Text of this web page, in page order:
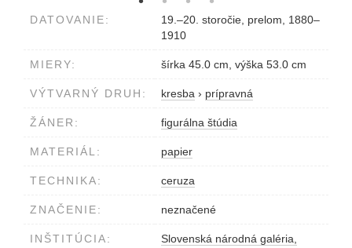
DATOVANIE:
19.–20. storočie, prelom, 1880–
1910
MIERY: šírka 45.0 cm, výška 53.0 cm
VÝTVARNÝ DRUH: kresba › prípravná
ŽÁNER: figurálna štúdia
MATERIÁL: papier
TECHNIKA: ceruza
ZNAČENIE: neznačené
INŠTITÚCIA:
Slovenská národná galéria,